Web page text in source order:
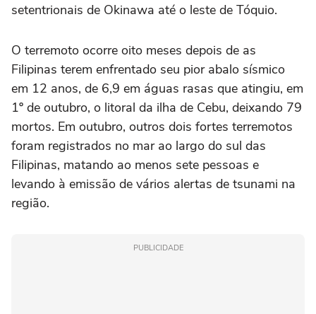
setentrionais de Okinawa até o leste de Tóquio.
O terremoto ocorre oito meses depois de as
Filipinas terem enfrentado seu pior abalo sísmico
em 12 anos, de 6,9 em águas rasas que atingiu, em
1º de outubro, o litoral da ilha de Cebu, deixando 79
mortos. Em outubro, outros dois fortes terremotos
foram registrados no mar ao largo do sul das
Filipinas, matando ao menos sete pessoas e
levando à emissão de vários alertas de tsunami na
região.
PUBLICIDADE